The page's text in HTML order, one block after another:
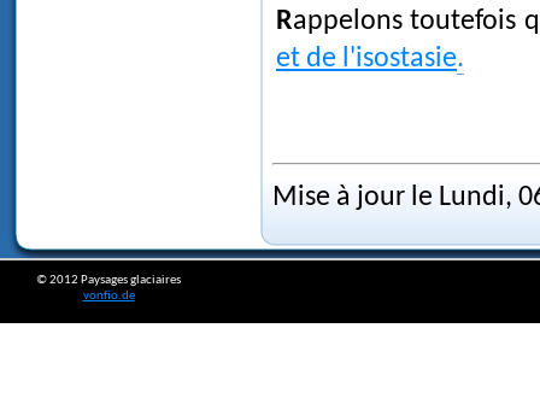
Rappelons
et de l'isostasie.
Mise à jour le Lundi,
© 2012 Paysages glaciaires
vonfio.de